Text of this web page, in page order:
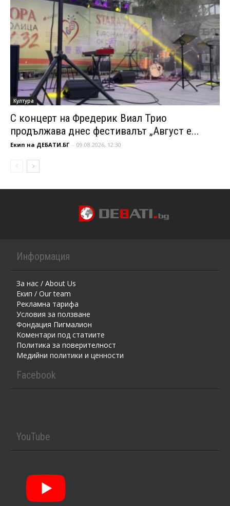
Култура
С концерт на Фредерик Виал Трио
продължава днес фестивалът „Август е...
Екип на ДЕБАТИ.БГ - 09.08.2026, 12:30
Информация
За нас / About Us
Екип / Our team
Рекламна тарифа
Условия за ползване
Фондация Пигмалион
Kоментaри под статиите
Политика за поверителност
Медийни политики и ценности
Facebook
YouTube